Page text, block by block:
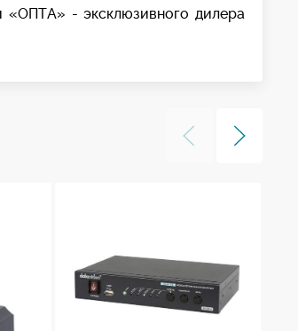
«ОПТА» - эксклюзивного дилера